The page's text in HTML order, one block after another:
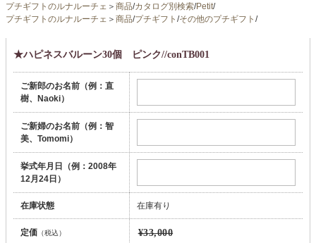
プチギフトのルナルーチェ ＞ 商品/カタログ別検索/Petit/
プチギフトのルナルーチェ ＞ 商品/プチギフト /その他のプチギフト /
★ハピネスバルーン30個 ピンク//conTB001
ご新郎のお名前（例：直
樹、Naoki）
ご新婦のお名前（例：智
美、Tomomi）
挙式年月日（例：2008年
12月24日）
在庫状態 在庫有り
定価（税込） ¥33,000